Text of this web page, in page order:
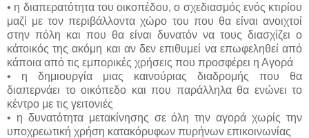
• η διαπερατότητα του οικοπέδου, ο σχεδιασμός ενός κτιρίου
μαζί με τον περιβάλλοντα χώρο του που θα είναι ανοιχτοί
στην πόλη και που θα είναι δυνατόν να τους διασχίζει ο
κάτοικός της ακόμη και αν δεν επιθυμεί να επωφεληθεί από
κάποια από τις εμπορικές χρήσεις που προσφέρει η Αγορά
• η δημιουργία μιας καινούριας διαδρομής που θα
διαπερνάει το οικόπεδο και που παράλληλα θα ενώνει το
κέντρο με τις γειτονιές
• η δυνατότητα μετακίνησης σε όλη την αγορά χωρίς την
υποχρεωτική χρήση κατακόρυφων πυρήνων επικοινωνίας